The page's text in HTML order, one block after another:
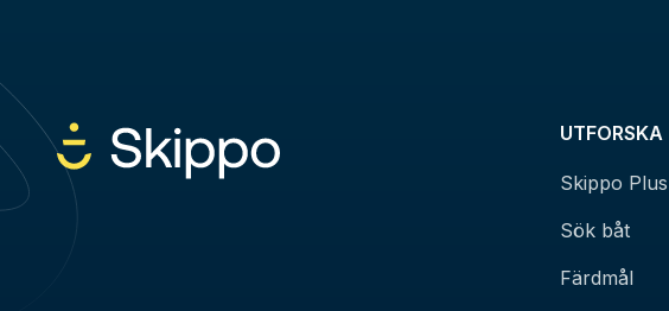
UTFORSKA
Skippo Plus
Sök båt
Färdmål